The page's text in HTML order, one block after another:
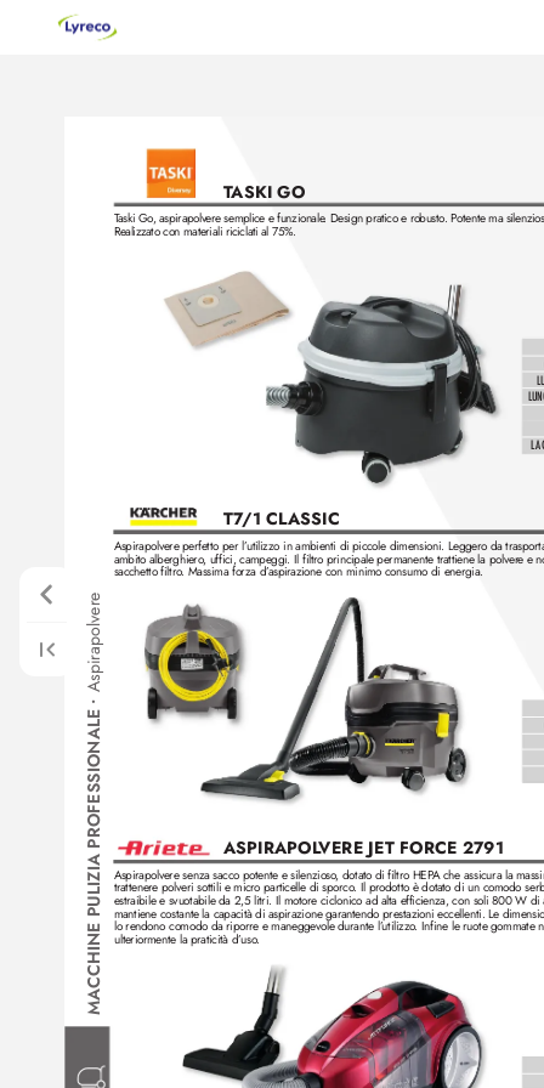
MA
CCHINE PULIZIA PROFESSIONALE
•
Aspirapolver
e
Aspirapolvere senza sacco potente e silenzioso, dotato di filtro HEPA che assicura la
trattenere polveri sottili e micro particelle di sporco. Il prodotto è dotato di un comodo
estraibile e svuotabile da 2,5 litri. Il motore ciclonico ad alta efficienza, con soli 800 W di
mantiene costante la capacità di aspirazione garantendo prestazioni eccellenti. Le
lo rendono comodo da riporre e maneggevole durante l’utilizzo. Infine le ruote gommate
ulteriormente la praticità d’uso.
Aspirapolvere perfetto per l’utilizzo in ambienti di piccole dimensioni. Leggero da
ambito alberghiero, uffici, campeggi. Il filtro principale permanente trattiene la polvere e
sacchetto filtro. Massima forza d’aspirazione con minimo consumo di energia.
ASPIRAPOLVERE JET FORCE 2791
T7/1 CLASSIC
TASKI GO
Taski Go, aspirapolvere semplice e funzionale. Design pratico e robusto. Potente ma
Realizzato con materiali riciclati al 75%.
LA